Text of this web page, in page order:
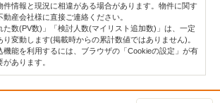
情報と現況に相違がある場合があります。物件に関す
産会社様に直接ご連絡ください。
数(PV数)」「検討人数(マイリスト追加数)」は、一定
変動します(掲載時からの累計数値ではありません)。
能を利用するには、ブラウザの「Cookieの設定」が有
あります。